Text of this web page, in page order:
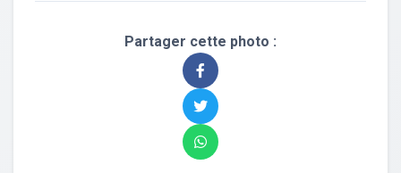
Partager cette photo :